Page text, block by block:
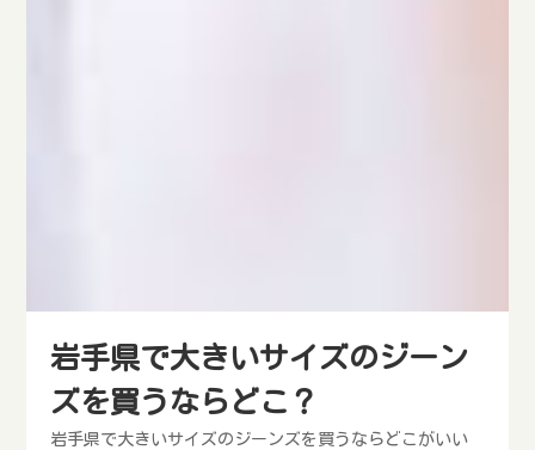
岩手県で大きいサイズのジーン
ズを買うならどこ？
岩手県で大きいサイズのジーンズを買うならどこがいい